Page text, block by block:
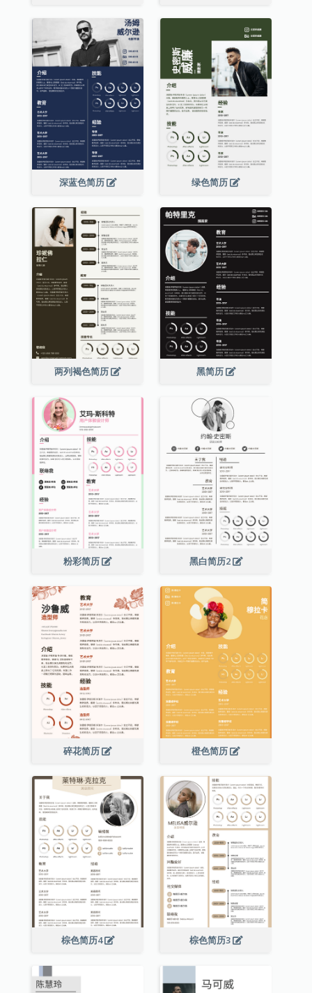
深蓝色简历 绿色简历
两列褐色简历 黑简历
粉彩简历 黑白简历2
碎花简历 橙色简历
棕色简历4 棕色简历3